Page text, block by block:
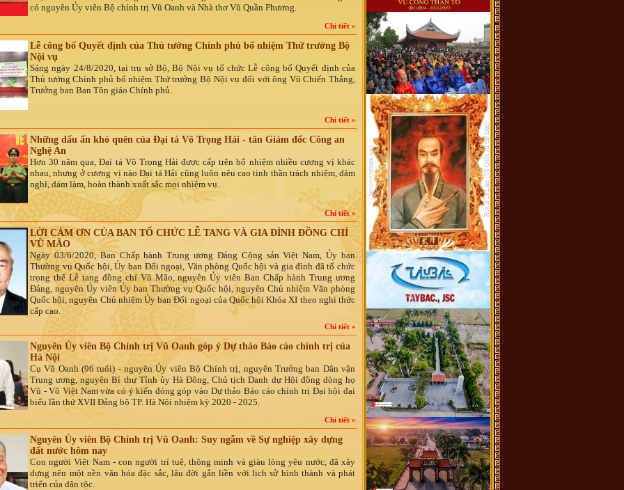
có nguyên Ủy viên Bộ chính trị Vũ Oanh và Nhà thơ Vũ Quần Phương.
Chi tiết »
Lễ công bố Quyết định của Thủ tướng Chính phủ bổ nhiệm Thứ trưởng Bộ
Nội vụ
Sáng ngày 24/8/2020, tại trụ sở Bộ, Bộ Nội vụ tổ chức Lễ công bố Quyết định của
Thủ tướng Chính phủ bổ nhiệm Thứ trưởng Bộ Nội vụ đối với ông Vũ Chiến Thắng,
Trưởng ban Ban Tôn giáo Chính phủ.
Chi tiết »
Những dấu ấn khó quên của Đại tá Võ Trọng Hải - tân Giám đốc Công an
Nghệ An
Hơn 30 năm qua, Đại tá Võ Trọng Hải được cấp trên bổ nhiệm nhiều cương vị khác
nhau, nhưng ở cương vị nào Đại tá Hải cũng luôn nêu cao tinh thần trách nhiệm, dám
nghĩ, dám làm, hoàn thành xuất sắc mọi nhiệm vụ.
Chi tiết »
LỜI CẢM ƠN CỦA BAN TỔ CHỨC LỄ TANG VÀ GIA ĐÌNH ĐỒNG CHÍ
VŨ MÃO
Ngày 03/6/2020, Ban Chấp hành Trung ương Đảng Cộng sản Việt Nam, Ủy ban
Thường vụ Quốc hội, Ủy ban Đối ngoại, Văn phòng Quốc hội và gia đình đã tổ chức
trọng thể Lễ tang đồng chí Vũ Mão, nguyên Ủy viên Ban Chấp hành Trung ương
Đảng, nguyên Ủy viên Ủy ban Thường vụ Quốc hội, nguyên Chủ nhiệm Văn phòng
Quốc hội, nguyên Chủ nhiệm Ủy ban Đối ngoại của Quốc hội Khóa XI theo nghi thức
cấp cao.
Chi tiết »
Nguyên Ủy viên Bộ Chính trị Vũ Oanh góp ý Dự thảo Báo cáo chính trị của
Hà Nội
Cụ Vũ Oanh (96 tuổi) - nguyên Ủy viên Bộ Chính trị, nguyên Trưởng ban Dân vận
Trung ương, nguyên Bí thư Tỉnh ủy Hà Đông, Chủ tịch Danh dự Hội đồng dòng họ
Vũ - Võ Việt Nam vừa có ý kiến đóng góp vào Dự thảo Báo cáo chính trị Đại hội đại
biểu lần thứ XVII Đảng bộ TP. Hà Nội nhiệm kỳ 2020 - 2025.
Chi tiết »
Nguyên Ủy viên Bộ Chính trị Vũ Oanh: Suy ngẫm về Sự nghiệp xây dựng
đất nước hôm nay
Con người Việt Nam- con người trí tuệ, thông minh và giàu lòng yêu nước, đã xây
dựng nên một nền văn hóa đặc sắc, lâu đời gắn liền với lịch sử hình thành và phát
triển của dân tộc.